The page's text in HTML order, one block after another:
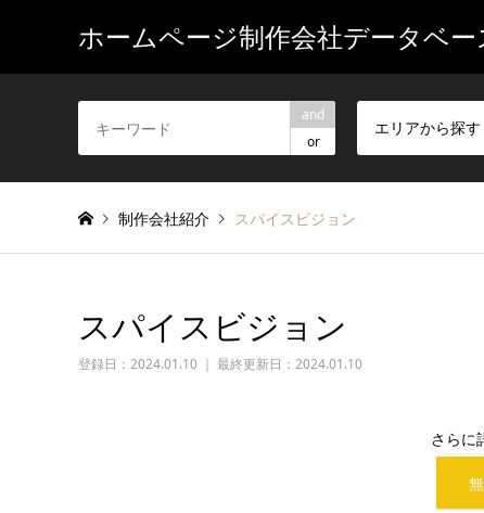
ホームページ制作会社データベー
and
or
エリアから探す
制作会社紹介 スパイスビジョン
スパイスビジョン
登録日： 2024.01.10 ｜ 最終更新日：2024.01.10
さらに